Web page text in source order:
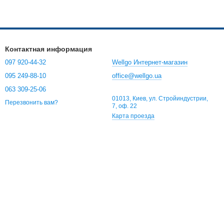
Контактная информация
097 920-44-32
095 249-88-10
063 309-25-06
Перезвонить вам?
Wellgo Интернет-магазин
office@wellgo.ua
01013, Киев, ул. Стройиндустрии,
7, оф. 22
Карта проезда